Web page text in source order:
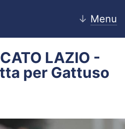
↓ Menu
LAZIO -
per Gattuso